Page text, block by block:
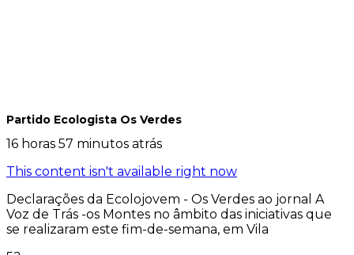
Partido Ecologista Os Verdes
16 horas 57 minutos atrás
This content isn't available right now
Declarações da Ecolojovem - Os Verdes ao jornal A
Voz de Trás -os Montes no âmbito das iniciativas que
se realizaram este fim-de-semana, em Vila